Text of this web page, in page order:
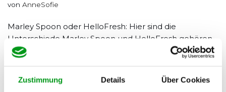
Zustimmung Details Über Cookies
von AnneSofie
Marley Spoon oder HelloFresh: Hier sind die
Unterschiede Marley Spoon und HelloFresh gehören
zu den größten und erfolgreichsten Kochbox-
Beide bieten eine große und differenzierte Auswahl an
saisonalen und schmackhaften Gerichten an, die im